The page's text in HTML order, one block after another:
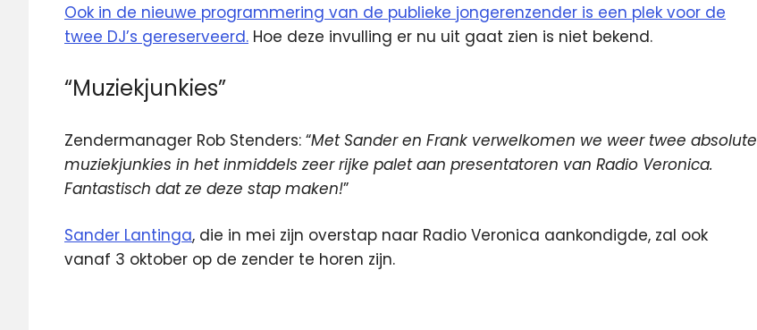
Ook in de nieuwe programmering van de publieke jongerenzender is een plek voor de
twee DJ’s gereserveerd. Hoe deze invulling er nu uit gaat zien is niet bekend.
“Muziekjunkies”
Zendermanager Rob Stenders: “Met Sander en Frank verwelkomen we weer twee absolute
muziekjunkies in het inmiddels zeer rijke palet aan presentatoren van Radio Veronica.
Fantastisch dat ze deze stap maken!”
Sander Lantinga, die in mei zijn overstap naar Radio Veronica aankondigde, zal ook
vanaf 3 oktober op de zender te horen zijn.